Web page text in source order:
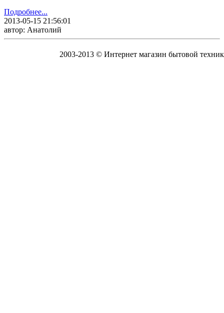
Подробнее...
2013-05-15 21:56:01
автор: Анатолий
2003-2013 © Интернет магазин бытовой